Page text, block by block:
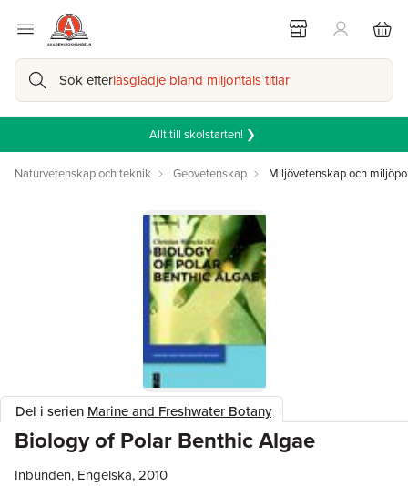
Sök efterläsglädje bland miljontals titlar
Allt till skolstarten! ❯
Naturvetenskap och teknik Geovetenskap Miljövetenskap och
Del i serien Marine and Freshwater Botany
Biology of Polar Benthic Algae
Inbunden, Engelska, 2010